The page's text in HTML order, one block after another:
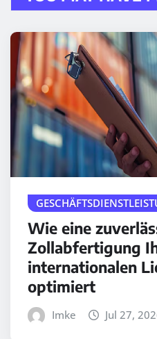
Wie eine
Zollabfertigung
internationalen
optimiert
Imke Jul 27,